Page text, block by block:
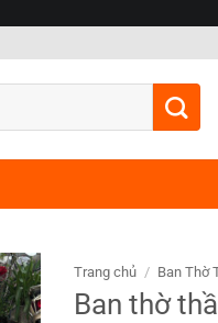
Trang chủ / Ban Thờ
Ban thờ